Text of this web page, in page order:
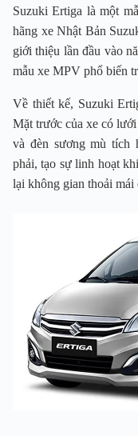
Suzuki Ertiga là một
hãng xe Nhật Bản
giới thiệu lần đầu vào
mẫu xe MPV phổ biến
Về thiết kế, Suzuki
Mặt trước của xe có
và đèn sương mù tích
phải, tạo sự linh hoạt
lại không gian thoải mái